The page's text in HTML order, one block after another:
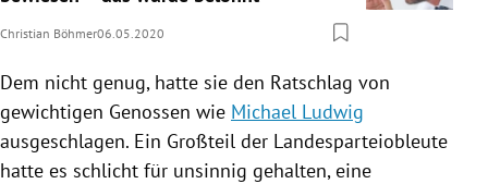
Christian Böhmer06.05.2020
Dem nicht genug, hatte sie den Ratschlag von
gewichtigen Genossen wie Michael Ludwig
ausgeschlagen. Ein Großteil der Landesparteiobleute
hatte es schlicht für unsinnig gehalten, eine